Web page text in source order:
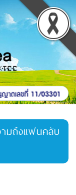
มถึงแฟนคลับ